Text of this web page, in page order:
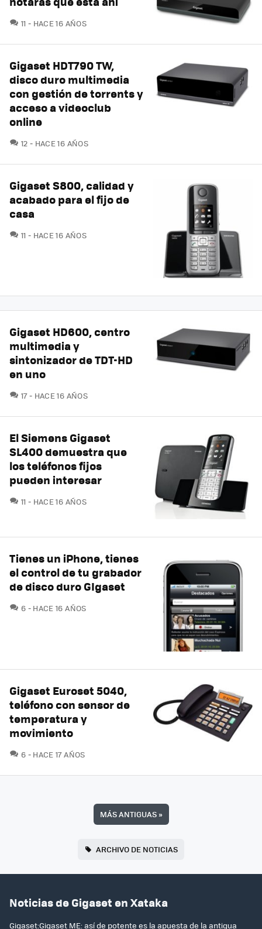
11 COMENTARIOS
HACE 16 AÑOS
Gigaset HDT790 TW,
disco duro multimedia
con gestión de torrents y
acceso a videoclub
online
12 COMENTARIOS
HACE 16 AÑOS
Gigaset S800, calidad y
acabado para el fijo de
casa
11 COMENTARIOS
HACE 16 AÑOS
Gigaset HD600, centro
multimedia y
sintonizador de TDT-HD
en uno
17COMENTARIOS
HACE 16 AÑOS
El Siemens Gigaset
SL400 demuestra que
los teléfonos fijos
pueden interesar
11 COMENTARIOS
HACE 16 AÑOS
Tienes un iPhone, tienes
el control de tu grabador
de disco duro GIgaset
6 COMENTARIOS
HACE 16 AÑOS
Gigaset Euroset 5040,
teléfono con sensor de
temperatura y
movimiento
6 COMENTARIOS
HACE 17 AÑOS
MÁS ANTIGUAS»
ARCHIVO DE NOTICIAS
Noticias de Gigaset en Xataka
Gigaset:Gigaset ME: así de potente es la apuesta de la antigua